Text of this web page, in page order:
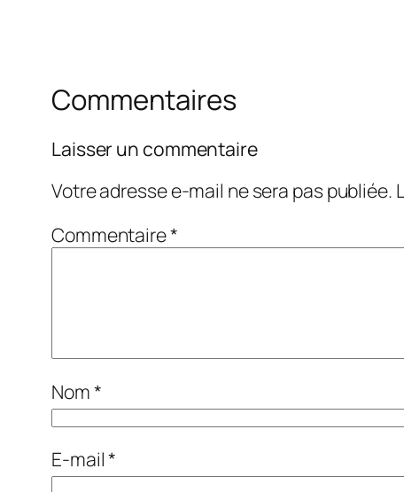
Commentaires
Laisser un commentaire
Votre adresse e-mail ne sera pas publiée.
Commentaire*
Nom*
E-mail*